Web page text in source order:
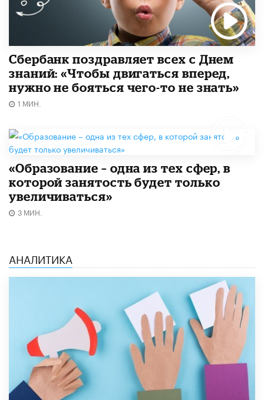
Сбербанк поздравляет всех с Днем
знаний: «Чтобы двигаться вперед,
нужно не бояться чего-то не знать»
1 МИН.
«Образование – одна из тех сфер, в
которой занятость будет только
увеличиваться»
3 МИН.
АНАЛИТИКА